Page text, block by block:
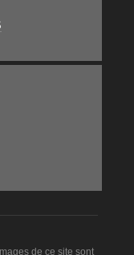
de ce site sont